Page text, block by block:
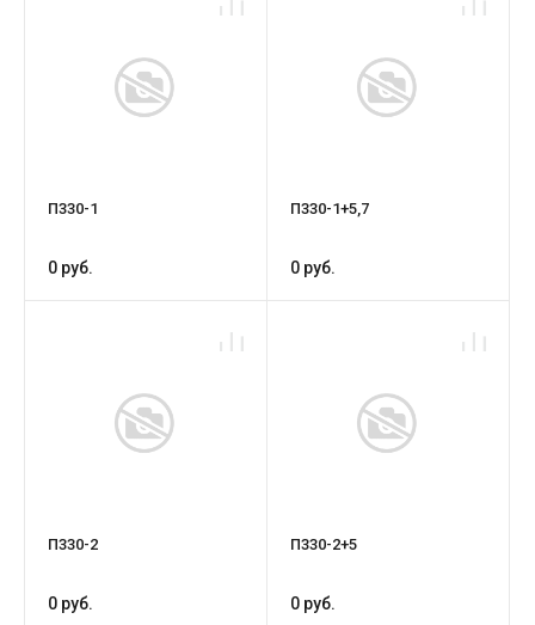
П330-1
0 руб.
П330-1+5,7
0 руб.
П330-2
0 руб.
П330-2+5
0 руб.